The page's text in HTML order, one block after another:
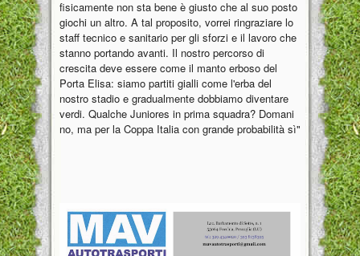
fisicamente non sta bene è giusto che al suo posto
giochi un altro. A tal proposito, vorrei ringraziare lo
staff tecnico e sanitario per gli sforzi e il lavoro che
stanno portando avanti. Il nostro percorso di
crescita deve essere come il manto erboso del
Porta Elisa: siamo partiti gialli come l'erba del
nostro stadio e gradualmente dobbiamo diventare
verdi. Qualche Juniores in prima squadra? Domani
no, ma per la Coppa Italia con grande probabilità sì"